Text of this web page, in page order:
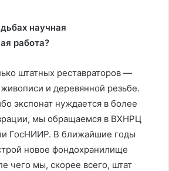
научная
работа?
штатных реставраторов —
и деревянной резьбе.
экспонат нуждается в более
мы обращаемся в ВХНРЦ
ГосНИИР. В ближайшие годы
новое фондохранилище
чего мы, скорее всего, штат